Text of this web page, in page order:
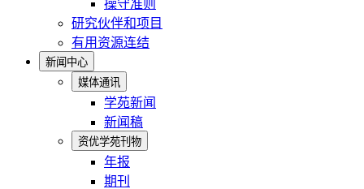
操守准则
研究伙伴和项目
有用资源连结
新闻中心
媒体通讯
学苑新闻
新闻稿
资优学苑刊物
年报
期刊